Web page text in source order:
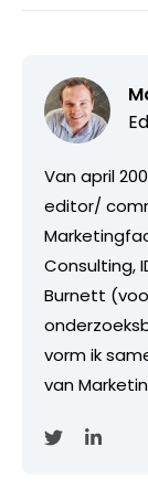
Van april
editor/
Consulting,
Burnett
vorm ik
van